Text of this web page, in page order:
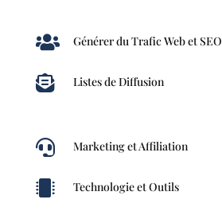
 Générer du Trafic Web et SEO
 Listes de Diffusion
 Marketing et Affiliation
 Technologie et Outils